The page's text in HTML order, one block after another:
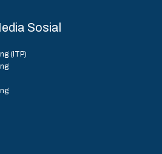
Sosial
(ITP)